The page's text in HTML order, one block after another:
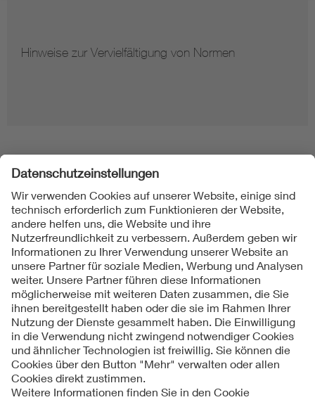
Hinweise zur Vervielfältigung von Normen
Folgen Sie uns
Kontakt
Impressum
Datenschutzinformationen